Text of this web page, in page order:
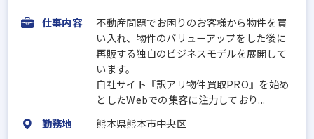
仕事内容
不動産問題でお困りのお客様から物件を買
い入れ、物件のバリューアップをした後に
再販する独自のビジネスモデルを展開して
います。
自社サイト『訳アリ物件買取PRO』を始め
としたWebでの集客に注力しており...
勤務地
熊本県熊本市中央区